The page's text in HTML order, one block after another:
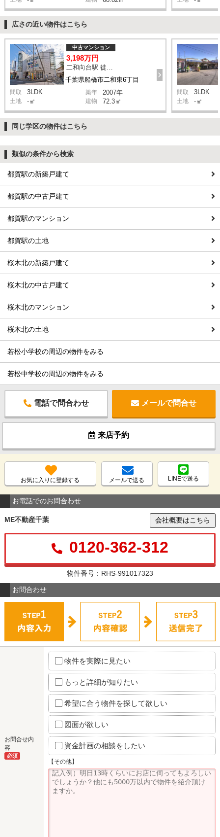
広さの近い物件はこちら
千葉県船橋市二和東6丁目
中古マンション
3,198万円
二和向台駅 徒歩6分
間取 3LDK 築年 2007年
土地 -㎡ 建物 72.3㎡
間取 3LDK
土地 -㎡
同じ学区の物件はこちら
類似の条件から検索
都賀駅の新築戸建て
都賀駅の中古戸建て
都賀駅のマンション
都賀駅の土地
桜木北の新築戸建て
桜木北の中古戸建て
桜木北のマンション
桜木北の土地
若松小学校の周辺の物件をみる
若松中学校の周辺の物件をみる
電話で問合わせ メールで問合せ
来店予約
お気に入りに登録する メールで送る LINEで送る
お電話でのお問合わせ
ME不動産千葉 会社概要はこちら
0120-362-312
物件番号：RHS-991017323
お問合わせ
お問合せ内
容
必須
物件を実際に見たい
もっと詳細が知りたい
希望に合う物件を探して欲しい
図面が欲しい
資金計画の相談をしたい
【その他】